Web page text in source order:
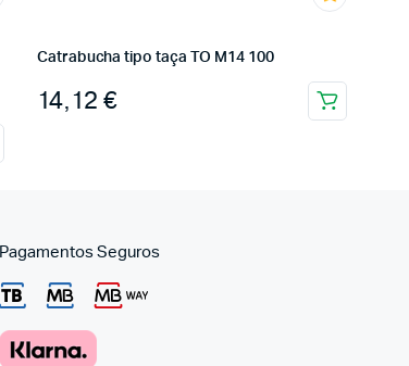
Catrabucha tipo taça TO M14 100
14,12 €
Pagamentos Seguros